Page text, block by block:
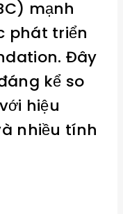
mạnh
phát triển
Đây
kể so
hiệu
nhiều tính